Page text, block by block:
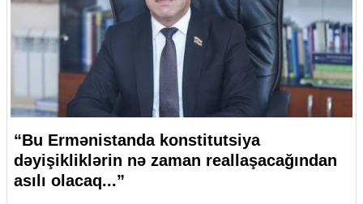
“Bu Ermənistanda konstitutsiya
dəyişikliklərin nə zaman reallaşacağından
asılı olacaq...”